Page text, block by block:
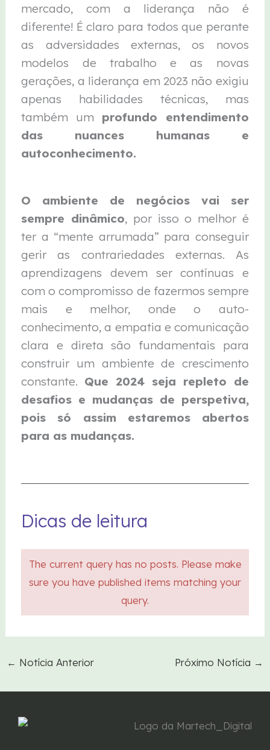
mercado, com a liderança não é
diferente! É claro para todos que perante
as adversidades externas, os novos
modelos de trabalho e as novas
gerações, a liderança em 2023 não exigiu
apenas habilidades técnicas, mas
também um profundo entendimento
das nuances humanas e
autoconhecimento.
O ambiente de negócios vai ser
sempre dinâmico, por isso o melhor é
ter a “mente arrumada” para conseguir
gerir as contrariedades externas. As
aprendizagens devem ser contínuas e
com o compromisso de fazermos sempre
mais e melhor, onde o auto-
conhecimento, a empatia e comunicação
clara e direta são fundamentais para
construir um ambiente de crescimento
constante. Que 2024 seja repleto de
desafios e mudanças de perspetiva,
pois só assim estaremos abertos
para as mudanças.
Dicas de leitura
The current query has no posts. Please make
sure you have published items matching your
query.
← Notícia Anterior Próximo Notícia →